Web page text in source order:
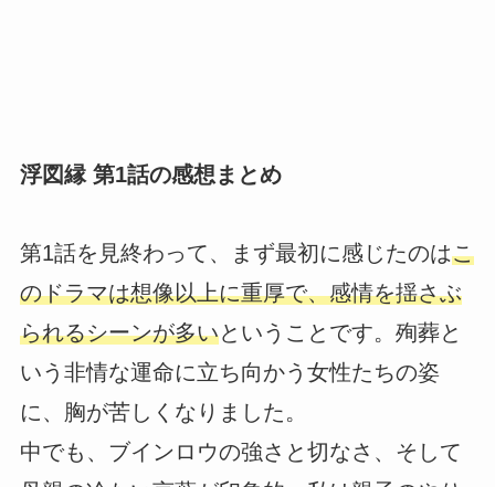
浮図縁 第1話の感想まとめ
第1話を見終わって、まず最初に感じたのはこ
のドラマは想像以上に重厚で、感情を揺さぶ
られるシーンが多いということです。殉葬と
いう非情な運命に立ち向かう女性たちの姿
に、胸が苦しくなりました。
中でも、ブインロウの強さと切なさ、そして